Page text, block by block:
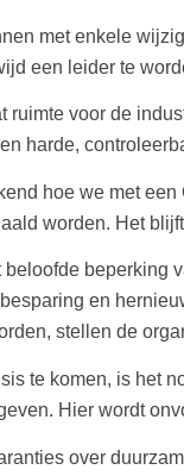
met enkele
een leider te
ruimte voor de
harde,
hoe we met
worden. Het
beloofde beperking
en
stellen de
te komen, is het
Hier wordt
over